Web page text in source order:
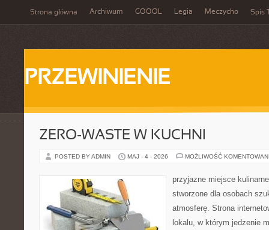
Strona główna Archiwum GOOOL Legia Meczycho Spis
PRZEWINIENIE
ZERO-WASTE W KUCHNI
POSTED BY ADMIN MAJ - 4 - 2026 MOŻLIWOŚĆ
przyjazne miejsce
stworzone dla osobach
atmosferę. Strona
lokalu, w którym jedzenie